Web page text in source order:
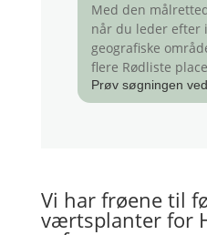
Med den
når du leder efter
geografiske
flere Rødliste
Prøv søgningen
Vi har frøene til
værtsplanter for